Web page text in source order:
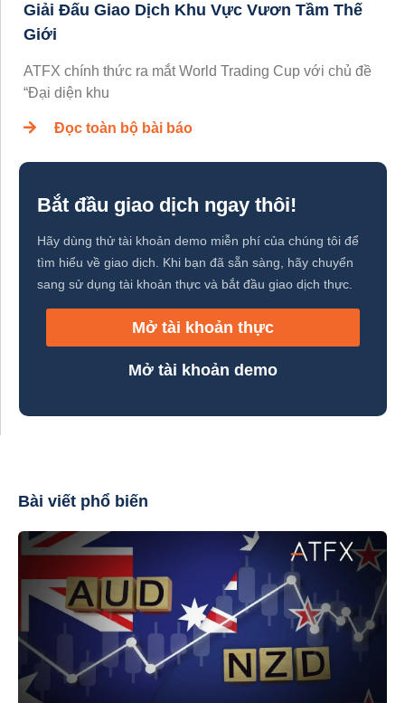
Giải Đấu Giao Dịch Khu Vực Vươn Tầm Thế
Giới
ATFX chính thức ra mắt World Trading Cup với chủ đề
“Đại diện khu
Đọc toàn bộ bài báo
Bắt đầu giao dịch ngay thôi!
Hãy dùng thử tài khoản demo miễn phí của chúng tôi để
tìm hiểu về giao dịch. Khi bạn đã sẵn sàng, hãy chuyển
sang sử dụng tài khoản thực và bắt đầu giao dịch thực.
Mở tài khoản thực
Mở tài khoản demo
Bài viết phổ biến